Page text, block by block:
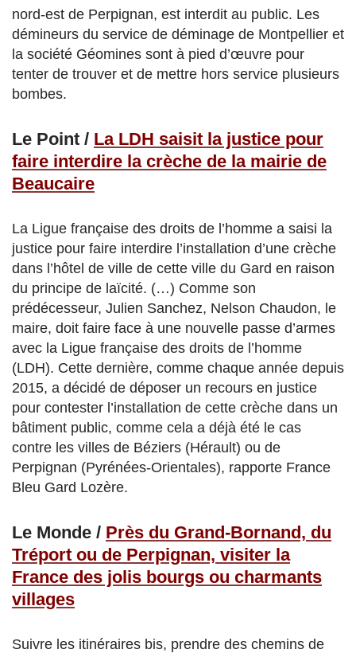
nord-est de Perpignan, est interdit au public. Les
démineurs du service de déminage de Montpellier et
la société Géomines sont à pied d’œuvre pour
tenter de trouver et de mettre hors service plusieurs
bombes.
Le Point / La LDH saisit la justice pour
faire interdire la crèche de la mairie de
Beaucaire
La Ligue française des droits de l’homme a saisi la
justice pour faire interdire l’installation d’une crèche
dans l’hôtel de ville de cette ville du Gard en raison
du principe de laïcité. (…) Comme son
prédécesseur, Julien Sanchez, Nelson Chaudon, le
maire, doit faire face à une nouvelle passe d’armes
avec la Ligue française des droits de l’homme
(LDH). Cette dernière, comme chaque année depuis
2015, a décidé de déposer un recours en justice
pour contester l’installation de cette crèche dans un
bâtiment public, comme cela a déjà été le cas
contre les villes de Béziers (Hérault) ou de
Perpignan (Pyrénées-Orientales), rapporte France
Bleu Gard Lozère.
Le Monde / Près du Grand-Bornand, du
Tréport ou de Perpignan, visiter la
France des jolis bourgs ou charmants
villages
Suivre les itinéraires bis, prendre des chemins de